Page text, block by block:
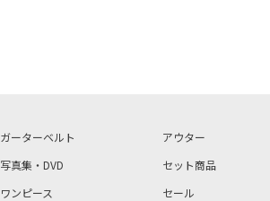
ガーターベルト
写真集・DVD
ワンピース
アウター
セット商品
セール